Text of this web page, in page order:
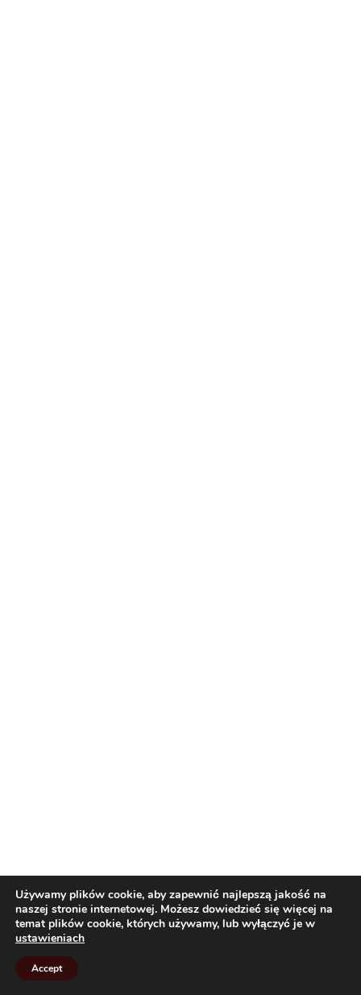
Używamy plików cookie, aby zapewnić najlepszą jakość na
naszej stronie internetowej. Możesz dowiedzieć się więcej na
temat plików cookie, których używamy, lub wyłączyć je w
ustawieniach
Accept